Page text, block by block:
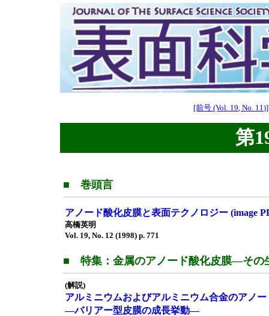
[前号 (Vol. 19, No. 11)]
第
■ 巻頭言
アノード酸化皮膜と表面テクノロジー (image
高橋英明
Vol. 19, No. 12 (1998) p. 771
■ 特集：金属のアノード酸化皮膜—その
(解説)
アルミニウムおよびアルミニウム合金のアノー
—バリアー型皮膜の成長挙動—